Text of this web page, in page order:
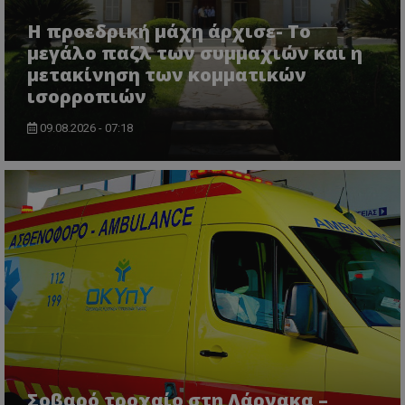
Η προεδρική μάχη άρχισε- Το
μεγάλο παζλ των συμμαχιών και η
μετακίνηση των κομματικών
ισορροπιών
09.08.2026 - 07:18
ASP.NET_SessionId
Microsoft Corporation
VISITOR_PRIVACY_METADATA